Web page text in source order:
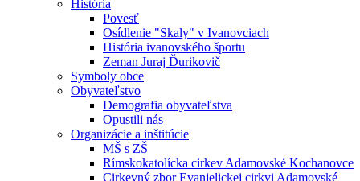
História
Povesť
Osídlenie "Skaly" v Ivanovciach
História ivanovského športu
Zeman Juraj Ďurikovič
Symboly obce
Obyvateľstvo
Demografia obyvateľstva
Opustili nás
Organizácie a inštitúcie
MŠ s ZŠ
Rímskokatolícka cirkev Adamovské Kochanovce
Cirkevný zbor Evanjelickej cirkvi Adamovské